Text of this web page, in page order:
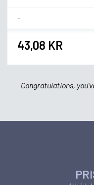
43,08 KR
Congratulations,